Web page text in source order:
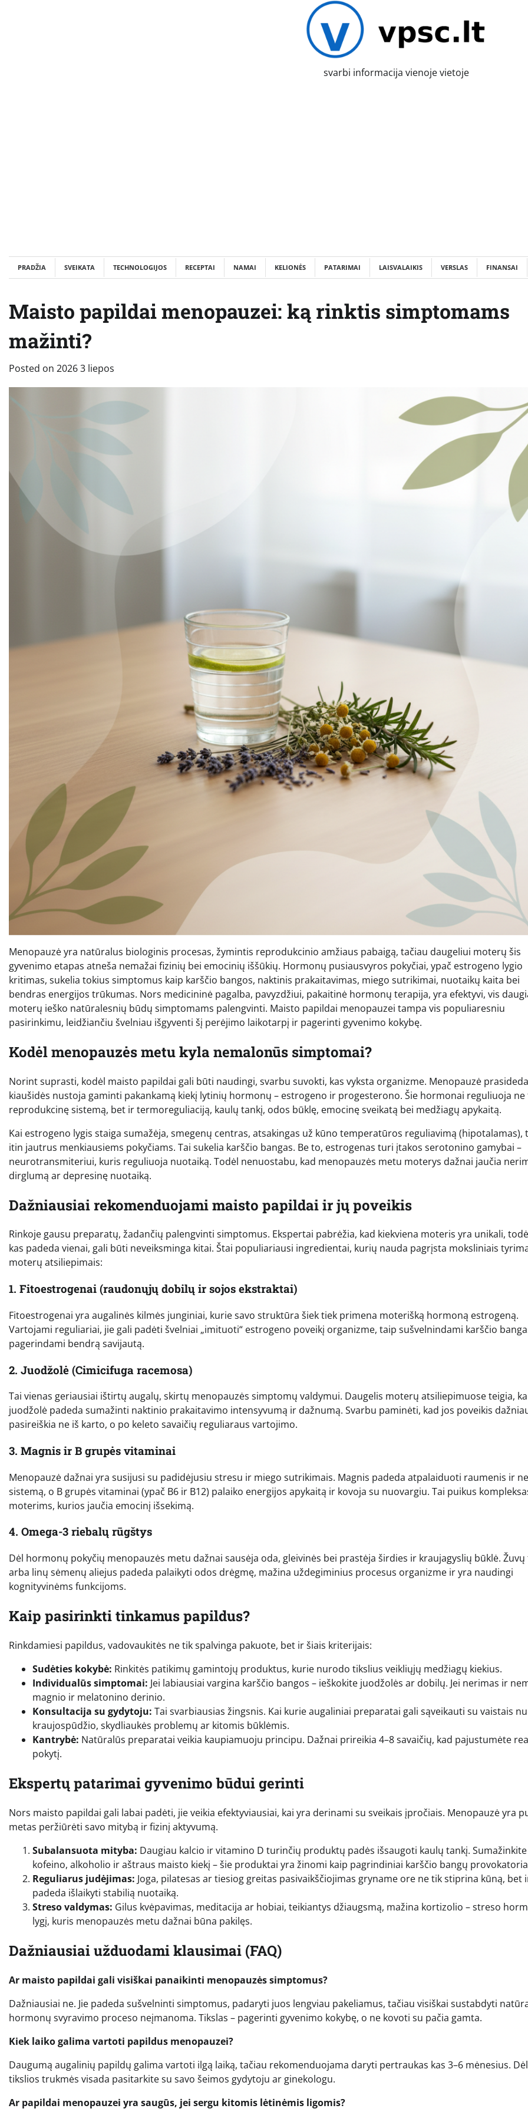
svarbi informacija vienoje vietoje
PRADŽIA SVEIKATA TECHNOLOGIJOS RECEPTAI NAMAI KELIONĖS PATARIMAI LAISVALAIKIS VERSLAS FINANSAI
Maisto papildai menopauzei: ką rinktis simptomams
mažinti?
Posted on 2026 3 liepos
Menopauzė yra natūralus biologinis procesas, žymintis reprodukcinio amžiaus pabaigą, tačiau daugeliui moterų šis
gyvenimo etapas atneša nemažai fizinių bei emocinių iššūkių. Hormonų pusiausvyros pokyčiai, ypač estrogeno lygio
kritimas, sukelia tokius simptomus kaip karščio bangos, naktinis prakaitavimas, miego sutrikimai, nuotaikų kaita bei
bendras energijos trūkumas. Nors medicininė pagalba, pavyzdžiui, pakaitinė hormonų terapija, yra efektyvi, vis
moterų ieško natūralesnių būdų simptomams palengvinti. Maisto papildai menopauzei tampa vis populiaresniu
pasirinkimu, leidžiančiu švelniau išgyventi šį perėjimo laikotarpį ir pagerinti gyvenimo kokybę.
Kodėl menopauzės metu kyla nemalonūs simptomai?
Norint suprasti, kodėl maisto papildai gali būti naudingi, svarbu suvokti, kas vyksta organizme. Menopauzė
kiaušidės nustoja gaminti pakankamą kiekį lytinių hormonų – estrogeno ir progesterono. Šie hormonai reguliuoja ne
reprodukcinę sistemą, bet ir termoreguliaciją, kaulų tankį, odos būklę, emocinę sveikatą bei medžiagų apykaitą.
Kai estrogeno lygis staiga sumažėja, smegenų centras, atsakingas už kūno temperatūros reguliavimą (hipotalamas),
itin jautrus menkiausiems pokyčiams. Tai sukelia karščio bangas. Be to, estrogenas turi įtakos serotonino gamybai –
neurotransmiteriui, kuris reguliuoja nuotaiką. Todėl nenuostabu, kad menopauzės metu moterys dažnai jaučia
dirglumą ar depresinę nuotaiką.
Dažniausiai rekomenduojami maisto papildai ir jų poveikis
Rinkoje gausu preparatų, žadančių palengvinti simptomus. Ekspertai pabrėžia, kad kiekviena moteris yra unikali,
kas padeda vienai, gali būti neveiksminga kitai. Štai populiariausi ingredientai, kurių nauda pagrįsta moksliniais
moterų atsiliepimais:
1. Fitoestrogenai (raudonųjų dobilų ir sojos ekstraktai)
Fitoestrogenai yra augalinės kilmės junginiai, kurie savo struktūra šiek tiek primena moterišką hormoną estrogeną.
Vartojami reguliariai, jie gali padėti švelniai „imituoti“ estrogeno poveikį organizme, taip sušvelnindami karščio
pagerindami bendrą savijautą.
2. Juodžolė (Cimicifuga racemosa)
Tai vienas geriausiai ištirtų augalų, skirtų menopauzės simptomų valdymui. Daugelis moterų atsiliepimuose teigia,
juodžolė padeda sumažinti naktinio prakaitavimo intensyvumą ir dažnumą. Svarbu paminėti, kad jos poveikis
pasireiškia ne iš karto, o po keleto savaičių reguliaraus vartojimo.
3. Magnis ir B grupės vitaminai
Menopauzė dažnai yra susijusi su padidėjusiu stresu ir miego sutrikimais. Magnis padeda atpalaiduoti raumenis ir
sistemą, o B grupės vitaminai (ypač B6 ir B12) palaiko energijos apykaitą ir kovoja su nuovargiu. Tai puikus
moterims, kurios jaučia emocinį išsekimą.
4. Omega-3 riebalų rūgštys
Dėl hormonų pokyčių menopauzės metu dažnai sausėja oda, gleivinės bei prastėja širdies ir kraujagyslių būklė. Žuvų
arba linų sėmenų aliejus padeda palaikyti odos drėgmę, mažina uždegiminius procesus organizme ir yra naudingi
kognityvinėms funkcijoms.
Kaip pasirinkti tinkamus papildus?
Rinkdamiesi papildus, vadovaukitės ne tik spalvinga pakuote, bet ir šiais kriterijais:
Sudėties kokybė: Rinkitės patikimų gamintojų produktus, kurie nurodo tikslius veikliųjų medžiagų kiekius.
Individualūs simptomai: Jei labiausiai vargina karščio bangos – ieškokite juodžolės ar dobilų. Jei nerimas ir
magnio ir melatonino derinio.
Konsultacija su gydytoju: Tai svarbiausias žingsnis. Kai kurie augaliniai preparatai gali sąveikauti su vaistais
kraujospūdžio, skydliaukės problemų ar kitomis būklėmis.
Kantrybė: Natūralūs preparatai veikia kaupiamuoju principu. Dažnai prireikia 4–8 savaičių, kad pajustumėte
pokytį.
Ekspertų patarimai gyvenimo būdui gerinti
Nors maisto papildai gali labai padėti, jie veikia efektyviausiai, kai yra derinami su sveikais įpročiais. Menopauzė yra
metas peržiūrėti savo mitybą ir fizinį aktyvumą.
Subalansuota mityba: Daugiau kalcio ir vitamino D turinčių produktų padės išsaugoti kaulų tankį. Sumažinkite
kofeino, alkoholio ir aštraus maisto kiekį – šie produktai yra žinomi kaip pagrindiniai karščio bangų
Reguliarus judėjimas: Joga, pilatesas ar tiesiog greitas pasivaikščiojimas gryname ore ne tik stiprina kūną, bet
padeda išlaikyti stabilią nuotaiką.
Streso valdymas: Gilus kvėpavimas, meditacija ar hobiai, teikiantys džiaugsmą, mažina kortizolio – streso
lygį, kuris menopauzės metu dažnai būna pakilęs.
Dažniausiai užduodami klausimai (FAQ)
Ar maisto papildai gali visiškai panaikinti menopauzės simptomus?
Dažniausiai ne. Jie padeda sušvelninti simptomus, padaryti juos lengviau pakeliamus, tačiau visiškai sustabdyti
hormonų svyravimo proceso neįmanoma. Tikslas – pagerinti gyvenimo kokybę, o ne kovoti su pačia gamta.
Kiek laiko galima vartoti papildus menopauzei?
Daugumą augalinių papildų galima vartoti ilgą laiką, tačiau rekomenduojama daryti pertraukas kas 3–6 mėnesius. Dėl
tikslios trukmės visada pasitarkite su savo šeimos gydytoju ar ginekologu.
Ar papildai menopauzei yra saugūs, jei sergu kitomis lėtinėmis ligomis?